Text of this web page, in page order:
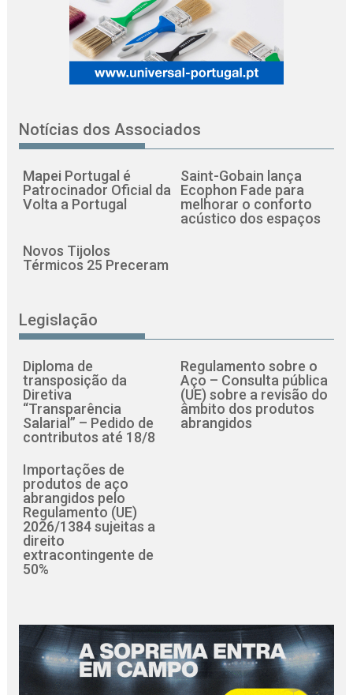
Notícias dos Associados
Mapei Portugal é
Patrocinador Oficial da
Volta a Portugal
Saint-Gobain lança
Ecophon Fade para
melhorar o conforto
acústico dos espaços
Novos Tijolos
Térmicos 25 Preceram
Legislação
Diploma de
transposição da
Diretiva
“Transparência
Salarial” – Pedido de
contributos até 18/8
Regulamento sobre o
Aço – Consulta pública
(UE) sobre a revisão do
âmbito dos produtos
abrangidos
Importações de
produtos de aço
abrangidos pelo
Regulamento (UE)
2026/1384 sujeitas a
direito
extracontingente de
50%